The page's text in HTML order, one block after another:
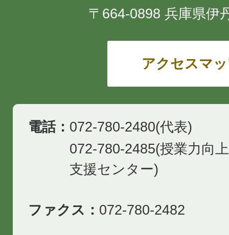
〒664-0898 兵庫県伊
アクセスマ
電話： 072-780-2480(代表)
072-780-2485(授業力向
支援センター)
ファクス： 072-780-2482